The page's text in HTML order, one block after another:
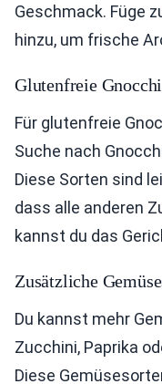
Geschmack. Füge
hinzu, um frische
Glutenfreie
Für glutenfreie
Suche nach
Diese Sorten sind
dass alle anderen
kannst du das
Zusätzliche
Du kannst mehr
Zucchini, Paprika
Diese